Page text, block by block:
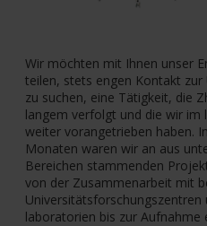
Wir möchten mit Ihnen unser
teilen, stets engen Kontakt zur
zu suchen, eine Tätigkeit, die
langem verfolgt und die wir im
weiter vorangetrieben haben.
Monaten waren wir an aus
Bereichen stammenden
von der Zusammenarbeit mit
Universitätsforschungszentren
laboratorien bis zur Aufnahme